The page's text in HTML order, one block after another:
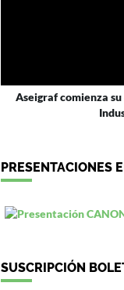
Aseigraf comienza
PRESENTACIONES
SUSCRIPCIÓN